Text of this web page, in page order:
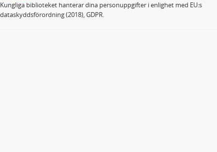
Kungliga biblioteket hanterar dina personuppgifter i enlighet med EU:s
dataskyddsförordning (2018), GDPR.